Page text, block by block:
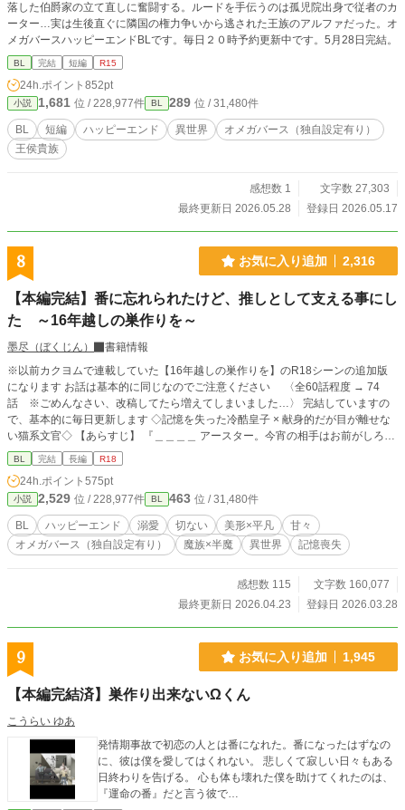
落した伯爵家の立て直しに奮闘する。ルードを手伝うのは孤児院出身で従者のカ
ーター…実は生後直ぐに隣国の権力争いから逃された王族のアルファだった。オ
メガバースハッピーエンドBLです。毎日２０時予約更新中です。5月28日完結。
BL 完結 短編 R15
24h.ポイント 852pt
小説 1,681 位 / 228,977件 BL 289 位 / 31,480件
BL 短編 ハッピーエンド 異世界
オメガバース（独自設定有り）
王侯貴族
感想数 1
文字数 27,303
最終更新日 2026.05.28
登録日 2026.05.17
8 お気に入り追加 2,316
【本編完結】番に忘れられたけど、推しとして支える事にし
た ～16年越しの巣作りを～
墨尽（ぼくじん）
書籍情報
※以前カクヨムで連載していた【16年越しの巣作りを】のR18シーンの追加版
になります お話は基本的に同じなのでご注意ください 〈全60話程度 → 74
話 ※ごめんなさい、改稿してたら増えてしまいました…〉 完結していますの
で、基本的に毎日更新します ◇記憶を失った冷酷皇子 × 献身的だが目が離せな
い猫系文官◇ 【あらすじ】 『＿＿＿＿ アースター。今宵の相手はお前がしろ』
『（……ああ……。誰でもなくお前に、愛なく抱かれるなんて……）』 次期魔
王に一番近いとされている第九皇子『ルキウス・ウィンコット』は、冷酷無慈悲
で有名だった そんな彼が率いる第一軍司令部に出向になった半魔の文官『シ
ン・アースター』 シンには誰にも言えない秘密があった かつて番を失い感情も
無くなったルキウスは、シンに理不尽な仕打ちをする しかしどうしてかシンは
逃げ出さず、ルキウスに献身を貫いた 次第にルキウスの心にも変化が訪れる そ
んな中、ルキウスが記憶を失くすきっかけとなった事件が新たな動きを見せてい
とが出来るのか 二人が織りなす二度目の恋のお話です
BL 完結 長編 R18
24h.ポイント 575pt
小説 2,529 位 / 228,977件 BL 463 位 / 31,480件
BL ハッピーエンド 溺愛 切ない 美形×平凡
甘々
オメガバース（独自設定有り）
魔族×半魔 異世界 記憶喪失
感想数 115
文字数 160,077
最終更新日 2026.04.23
登録日 2026.03.28
9 お気に入り追加 1,945
【本編完結済】巣作り出来ないΩくん
こうらい ゆあ
発情期事故で初恋の人とは番になれた。番になったはずなの
に、彼は僕を愛してはくれない。 悲しくて寂しい日々もある
日終わりを告げる。 心も体も壊れた僕を助けてくれたのは、
『運命の番』だと言う彼で…